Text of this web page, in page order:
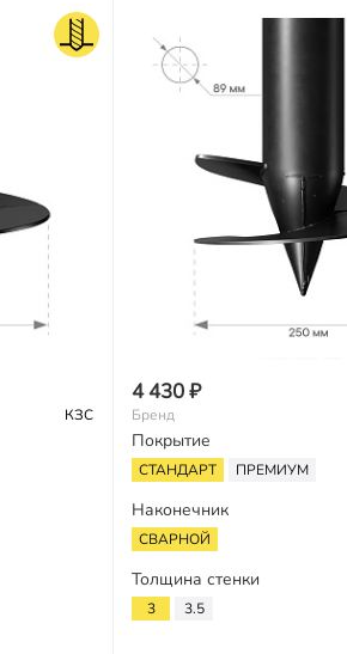
КЗС
4 430 ₽
Бренд
Покрытие
СТАНДАРТ ПРЕМИУМ
Наконечник
СВАРНОЙ
Толщина стенки
3 3.5